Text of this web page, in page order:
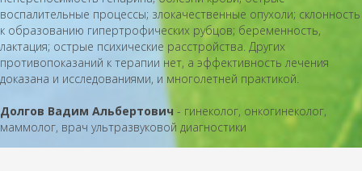
воспалительные процессы; злокачественные опухоли; склонность
к образованию гипертрофических рубцов; беременность,
лактация; острые психические расстройства. Других
противопоказаний к терапии нет, а эффективность лечения
доказана и исследованиями, и многолетней практикой.
Долгов Вадим Альбертович - гинеколог, онкогинеколог,
маммолог, врач ультразвуковой диагностики